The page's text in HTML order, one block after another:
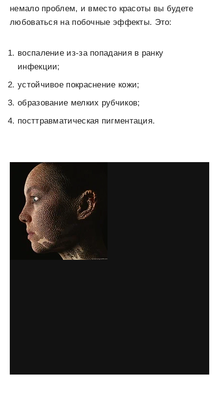
немало проблем, и вместо красоты вы будете
любоваться на побочные эффекты. Это:
воспаление из-за попадания в ранку
инфекции;
устойчивое покраснение кожи;
образование мелких рубчиков;
посттравматическая пигментация.